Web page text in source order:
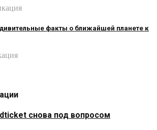
факты о ближайшей планете к
снова под вопросом